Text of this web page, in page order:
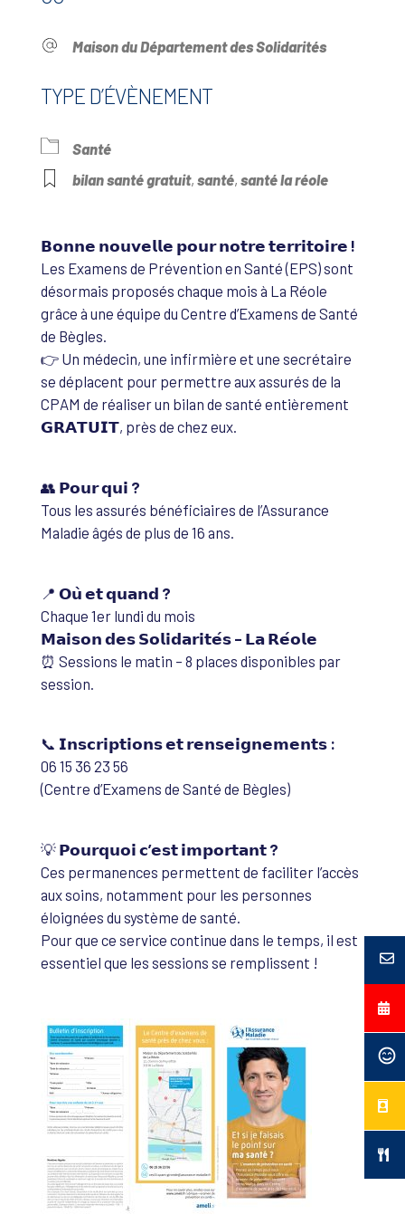
Maison du Département des Solidarités
TYPE D’ÉVÈNEMENT
Santé
bilan santé gratuit, santé, santé la réole
𝗕𝗼𝗻𝗻𝗲 𝗻𝗼𝘂𝘃𝗲𝗹𝗹𝗲 𝗽𝗼𝘂𝗿 𝗻𝗼𝘁𝗿𝗲 𝘁𝗲𝗿𝗿𝗶𝘁𝗼𝗶𝗿𝗲 !
Les Examens de Prévention en Santé (EPS) sont
désormais proposés chaque mois à La Réole
grâce à une équipe du Centre d’Examens de Santé
de Bègles.
👉 Un médecin, une infirmière et une secrétaire
se déplacent pour permettre aux assurés de la
CPAM de réaliser un bilan de santé entièrement
𝗚𝗥𝗔𝗧𝗨𝗜𝗧, près de chez eux.
👥 𝗣𝗼𝘂𝗿 𝗾𝘂𝗶 ?
Tous les assurés bénéficiaires de l’Assurance
Maladie âgés de plus de 16 ans.
📍 𝗢𝘂̀ 𝗲𝘁 𝗾𝘂𝗮𝗻𝗱 ?
Chaque 1er lundi du mois
𝗠𝗮𝗶𝘀𝗼𝗻 𝗱𝗲𝘀 𝗦𝗼𝗹𝗶𝗱𝗮𝗿𝗶𝘁𝗲́𝘀 – 𝗟𝗮 𝗥𝗲́𝗼𝗹𝗲
⏰ Sessions le matin – 8 places disponibles par
session.
📞 𝗜𝗻𝘀𝗰𝗿𝗶𝗽𝘁𝗶𝗼𝗻𝘀 𝗲𝘁 𝗿𝗲𝗻𝘀𝗲𝗶𝗴𝗻𝗲𝗺𝗲𝗻𝘁𝘀 :
06 15 36 23 56
(Centre d’Examens de Santé de Bègles)
💡 𝗣𝗼𝘂𝗿𝗾𝘂𝗼𝗶 𝗰’𝗲𝘀𝘁 𝗶𝗺𝗽𝗼𝗿𝘁𝗮𝗻𝘁 ?
Ces permanences permettent de faciliter l’accès
aux soins, notamment pour les personnes
éloignées du système de santé.
Pour que ce service continue dans le temps, il est
essentiel que les sessions se remplissent !